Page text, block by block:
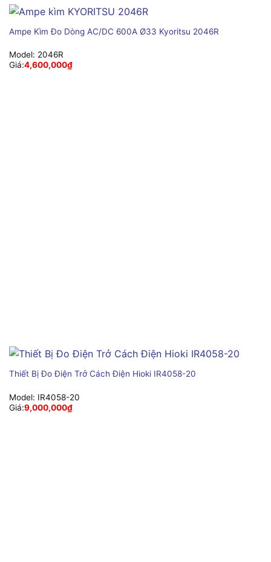
Ampe Kìm Đo Dòng AC/DC 600A Ø33 Kyoritsu 2046R
Model: 2046R
Giá:4,600,000₫
Thiết Bị Đo Điện Trở Cách Điện Hioki IR4058-20
Model: IR4058-20
Giá:9,000,000₫